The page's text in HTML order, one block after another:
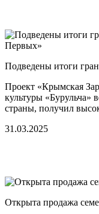
Подведены итоги
Проект «Крымская
культуры «Бурульча»
страны, получил
31.03.2025
Открыта продажа